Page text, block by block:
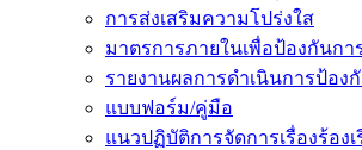
การส่งเสริมความโปร่งใส
มาตรการภายในเพื่อป้องกันกา
รายงานผลการดำเนินการป้อง
แบบฟอร์ม/คู่มือ
แนวปฏิบัติการจัดการเรื่องร้อง